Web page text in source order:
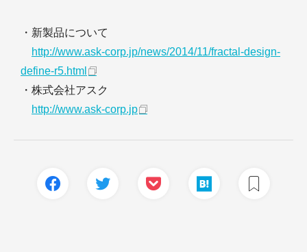
・新製品について
http://www.ask-corp.jp/news/2014/11/fractal-design-
define-r5.html
・株式会社アスク
http://www.ask-corp.jp